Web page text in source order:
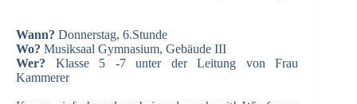
Wann? Donnerstag, 6.Stunde
Wo? Musiksaal Gymnasium, Gebäude III
Wer? Klasse 5 -7 unter der Leitung von Frau
Kammerer